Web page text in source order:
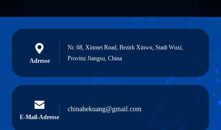
Adresse
Nr. 68, Xinmei Road, Bezirk Xinwu, Stadt Wuxi,
Provinz Jiangsu, China
E-Mail-Adresse
chinahekuang@gmail.com